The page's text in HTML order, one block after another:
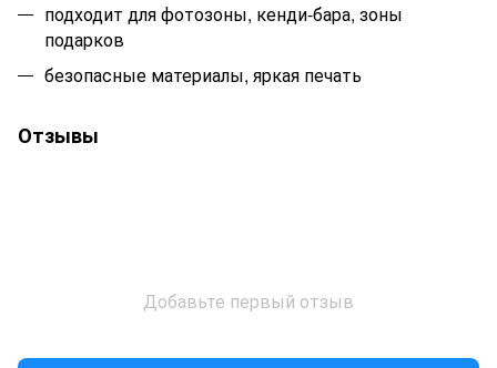
подходит для фотозоны, кенди-бара, зоны
подарков
безопасные материалы, яркая печать
Отзывы
Добавьте первый отзыв